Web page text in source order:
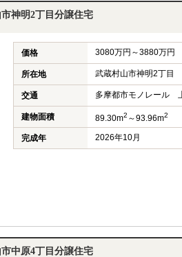
神明2丁目分譲住宅
価格 3080万円～3880万円
所在地 武蔵村山市神明2丁目
交通 多摩都市モノレール
建物面積 89.30m2 ～93.96m2
完成年 2026年10月
中原4丁目分譲住宅